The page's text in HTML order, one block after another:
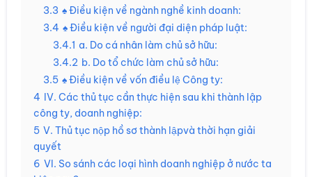
3.3 ♠ Điều kiện về ngành nghề kinh doanh:
3.4 ♠ Điều kiện về người đại diện pháp luật:
3.4.1 a. Do cá nhân làm chủ sở hữu:
3.4.2 b. Do tổ chức làm chủ sở hữu:
3.5 ♠ Điều kiện về vốn điều lệ Công ty:
4 IV. Các thủ tục cần thực hiện sau khi thành lập
công ty, doanh nghiệp:
5 V. Thủ tục nộp hồ sơ thành lậpvà thời hạn giải
quyết
6 VI. So sánh các loại hình doanh nghiệp ở nước ta